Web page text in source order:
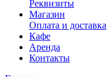
Реквизиты
Магазин
Оплата и доставка
Кафе
Аренда
Контакты